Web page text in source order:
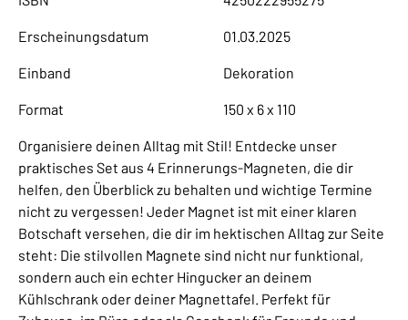
Erscheinungsdatum 01.03.2025
Einband Dekoration
Format 150 x 6 x 110
Organisiere deinen Alltag mit Stil! Entdecke unser
praktisches Set aus 4 Erinnerungs-Magneten, die dir
helfen, den Überblick zu behalten und wichtige Termine
nicht zu vergessen! Jeder Magnet ist mit einer klaren
Botschaft versehen, die dir im hektischen Alltag zur Seite
steht: Die stilvollen Magnete sind nicht nur funktional,
sondern auch ein echter Hingucker an deinem
Kühlschrank oder deiner Magnettafel. Perfekt für